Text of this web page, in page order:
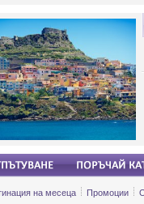
на месеца Промоции